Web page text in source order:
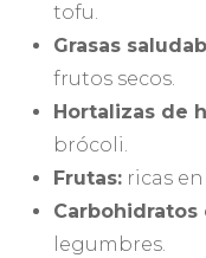
tofu.
Grasas
frutos secos.
Hortalizas de
brócoli.
Frutas: ricas
Carbohidratos
legumbres.